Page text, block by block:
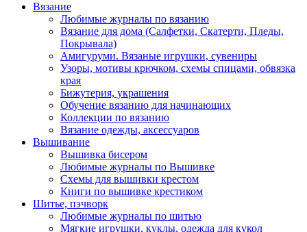
Вязание
Любимые журналы по вязанию
Вязание для дома (Салфетки, Скатерти, Пледы,
Покрывала)
Амигуруми. Вязаные игрушки, сувениры
Узоры, мотивы крючком, схемы спицами, обвязка
края
Бижутерия, украшения
Обучение вязанию для начинающих
Коллекции по вязанию
Вязание одежды, аксессуаров
Вышивание
Вышивка бисером
Любимые журналы по Вышивке
Схемы для вышивки крестом
Книги по вышивке крестиком
Шитье, пэчворк
Любимые журналы по шитью
Мягкие игрушки, куклы, одежда для кукол